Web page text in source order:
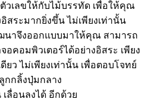
วเลขให้กับไม้บรรทัด เพื่อให้คุณ
สระมากยิ่งขึ้น ไม่เพียงเท่านั้น
นาจึงออกแบบมาให้คุณ สามารถ
คอมพิวเตอร์ได้อย่างอิสระ เพียง
ยว ไม่เพียงเท่านั้น เพื่อตอบโจทย์
กกลิ้งปุ่มกลาง
เลื่อนลงได้ อีกด้วย